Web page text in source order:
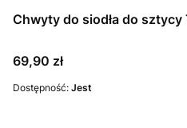
Chwyty do siodła do sztycy
Cena
69,90 zł
Dostępność: Jest